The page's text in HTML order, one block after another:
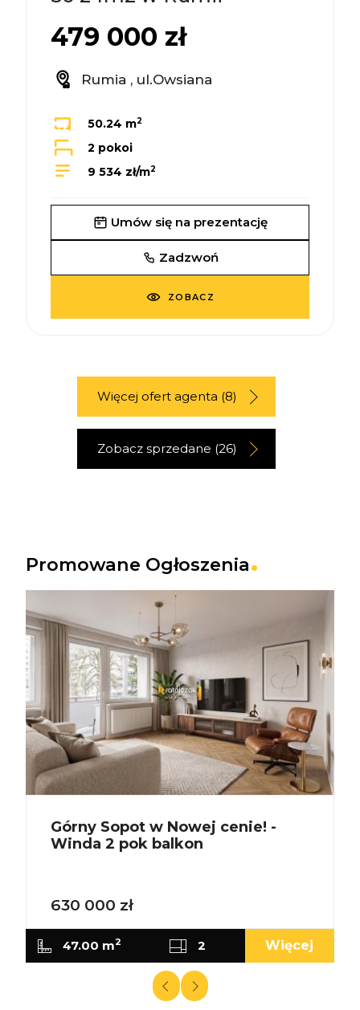
479 000 zł
Rumia , ul.Owsiana
50.24 m2
2 pokoi
9 534 zł/m2
Umów się na prezentację
Zadzwoń
ZOBACZ
Więcej ofert agenta (8)
Zobacz sprzedane (26)
Promowane Ogłoszenia
Górny Sopot w Nowej cenie! -
Winda 2 pok balkon
630 000 zł
47.00 m2 2 Więcej